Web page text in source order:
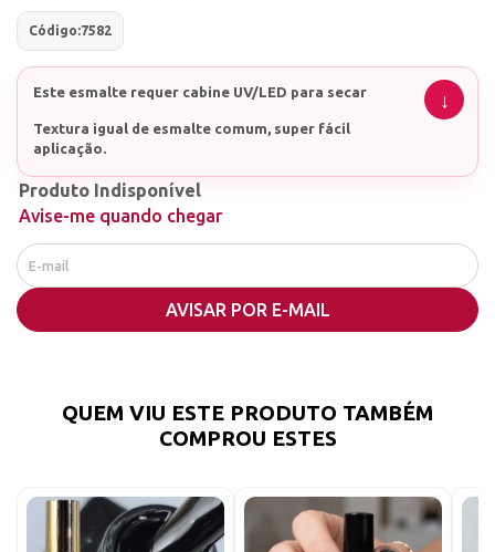
Código:7582
Este esmalte requer cabine UV/LED para secar
Textura igual de esmalte comum, super fácil
aplicação.
Contém 15ml
Produto Indisponível
Avise-me quando chegar
AVISAR POR E-MAIL
QUEM VIU ESTE PRODUTO TAMBÉM
COMPROU ESTES